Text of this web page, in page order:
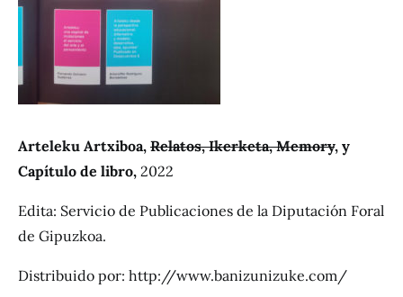
Arteleku Artxiboa, Relatos, Ikerketa, Memory, y
Capítulo de libro, 2022
Edita: Servicio de Publicaciones de la Diputación Foral
de Gipuzkoa.
Distribuido por: http://www.banizunizuke.com/